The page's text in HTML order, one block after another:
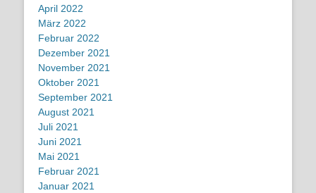
April 2022
März 2022
Februar 2022
Dezember 2021
November 2021
Oktober 2021
September 2021
August 2021
Juli 2021
Juni 2021
Mai 2021
Februar 2021
Januar 2021